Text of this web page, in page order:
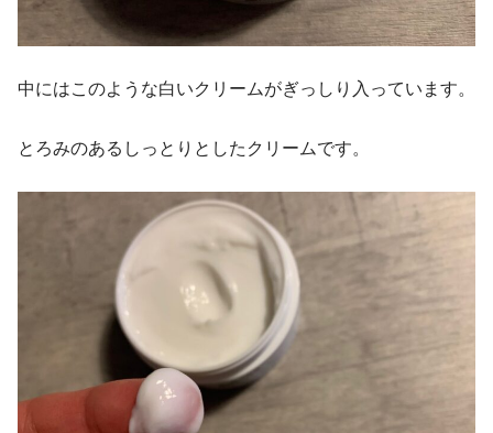
中にはこのような白いクリームがぎっしり入っています。
とろみのあるしっとりとしたクリームです。